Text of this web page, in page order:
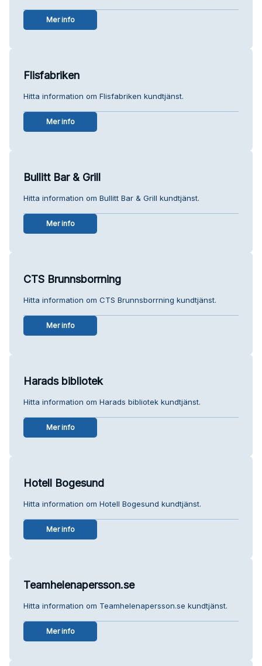
Mer info
Flisfabriken
Hitta information om Flisfabriken kundtjänst.
Mer info
Bullitt Bar & Grill
Hitta information om Bullitt Bar & Grill kundtjänst.
Mer info
CTS Brunnsborrning
Hitta information om CTS Brunnsborrning kundtjänst.
Mer info
Harads bibliotek
Hitta information om Harads bibliotek kundtjänst.
Mer info
Hotell Bogesund
Hitta information om Hotell Bogesund kundtjänst.
Mer info
Teamhelenapersson.se
Hitta information om Teamhelenapersson.se kundtjänst.
Mer info